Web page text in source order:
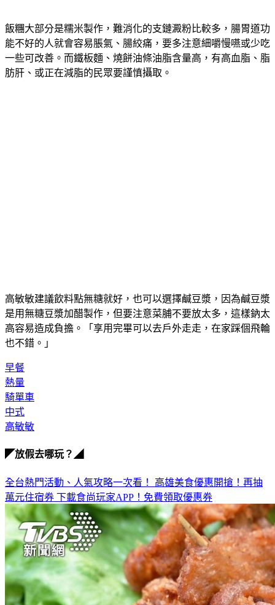
飯糰大部分是糯米製作，難消化的支鏈澱粉比較多，腸胃道功
能不好的人就會容易脹氣、腸絞痛，要多注意細嚼慢嚥或少吃
一些可改善。而鐵板麵、燒餅油條油脂含量高，有高血脂、脂
肪肝、或正在減脂的民眾要謹慎攝取。
高敏敏建議飲料點無糖就好，也可以選擇鹹豆漿，因為鹹豆漿
是用無糖豆漿加醋製作，但要注意菜脯不要放太多，這樣鈉太
高容易造成負擔。「享用完畢可以去戶外走走，在家踩個飛輪
也不錯。」
早餐
熱量
騎單車
中式
高敏敏
◤放假去哪玩？◢
全台熱門活動、人氣攻略一次看！ 高雄美食優惠開搶！再抽
萬元住宿券 下載食尚玩家APP！免費領取優惠券